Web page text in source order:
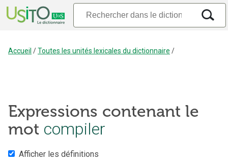
Accueil /Toutes les unités lexicales du dictionnaire /
Expressions contenant le
mot compiler
Afficher les définitions